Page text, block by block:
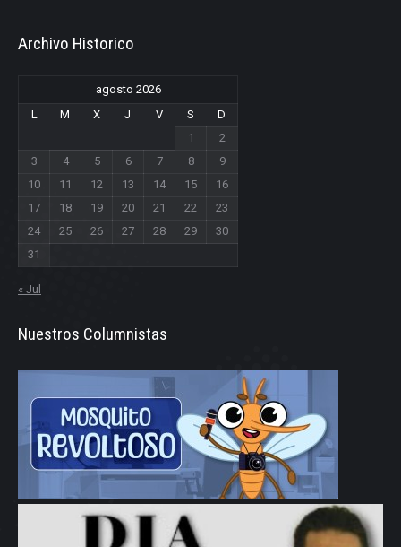
Archivo Historico
agosto 2026
L
M X J V S
D
1
2
3
4 5 6 7 8
9
10
11 12 13 14 15
16
17
18 19 20 21 22
23
24
25 26 27 28 29
30
31
« Jul
Nuestros Columnistas